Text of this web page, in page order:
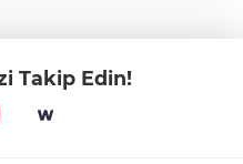
Takip Edin!